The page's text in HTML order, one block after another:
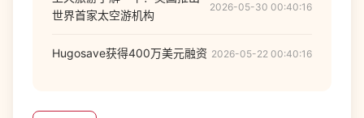
世界首家太空游机构
2026-05-30 00:40:16
Hugosave获得400万美元融资 2026-05-22 00:40:16